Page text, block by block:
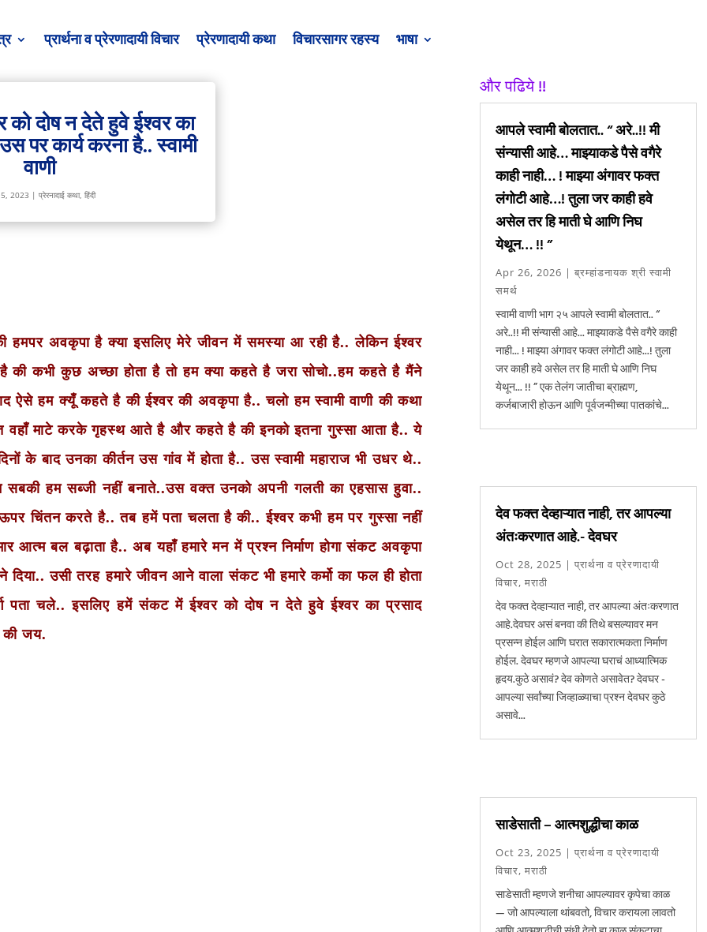
प्रार्थना व प्रेरणादायी विचार प्रेरणादायी कथा विचारसागर रहस्य भाषा
दोष न देते हुवे ईश्वर का
पर कार्य करना है.. स्वामी
वाणी
2023 |प्रेरनादाई कथा,हिंदी
हमपर अवकृपा है क्या इसलिए मेरे जीवन में समस्या आ रही है.. लेकिन ईश्वर
की कभी कुछ अच्छा होता है तो हम क्या कहते है जरा सोचो..हम कहते है मैंने
हम क्यूँ कहते है की ईश्वर की अवकृपा है.. चलो हम स्वामी वाणी की कथा
वहाँ माटे करके गृहस्थ आते है और कहते है की इनको इतना गुस्सा आता है.. ये
बाद उनका कीर्तन उस गांव में होता है.. उस स्वामी महाराज भी उधर थे..
हम सब्जी नहीं बनाते..उस वक्त उनको अपनी गलती का एहसास हुवा..
चिंतन करते है.. तब हमें पता चलता है की.. ईश्वर कभी हम पर गुस्सा नहीं
आत्म बल बढ़ाता है.. अब यहाँ हमारे मन में प्रश्न निर्माण होगा संकट अवकृपा
उसी तरह हमारे जीवन आने वाला संकट भी हमारे कर्मो का फल ही होता
पता चले.. इसलिए हमें संकट में ईश्वर को दोष न देते हुवे ईश्वर का प्रसाद
की जय.
और पढिये !!
आपले स्वामी बोलतात.. “ अरे..!! मी
संन्यासी आहे… माझ्याकडे पैसे वगैरे
काही नाही… ! माझ्या अंगावर फक्त
लंगोटी आहे…! तुला जर काही हवे
असेल तर हि माती घे आणि निघ
येथून… !! ”
Apr 26, 2026 | ब्रम्हांडनायक श्री स्वामी
समर्थ
स्वामी वाणी भाग २५ आपले स्वामी बोलतात.. “
अरे..!! मी संन्यासी आहे... माझ्याकडे पैसे वगैरे काही
नाही... ! माझ्या अंगावर फक्त लंगोटी आहे...! तुला
जर काही हवे असेल तर हि माती घे आणि निघ
येथून... !! ” एक तेलंग जातीचा ब्राह्मण,
कर्जबाजारी होऊन आणि पूर्वजन्मीच्या पातकांचे...
देव फक्त देव्हाऱ्यात नाही, तर आपल्या
अंतःकरणात आहे.- देवघर
Oct 28, 2025 | प्रार्थना व प्रेरणादायी
विचार, मराठी
देव फक्त देव्हाऱ्यात नाही, तर आपल्या अंतःकरणात
आहे.देवघर असं बनवा की तिथे बसल्यावर मन
प्रसन्न होईल आणि घरात सकारात्मकता निर्माण
होईल. देवघर म्हणजे आपल्या घराचं आध्यात्मिक
हृदय.कुठे असावं? देव कोणते असावेत? देवघर -
आपल्या सर्वांच्या जिव्हाळ्याचा प्रश्न देवघर कुठे
असावे...
साडेसाती – आत्मशुद्धीचा काळ
Oct 23, 2025 | प्रार्थना व प्रेरणादायी
विचार, मराठी
साडेसाती म्हणजे शनीचा आपल्यावर कृपेचा काळ
— जो आपल्याला थांबवतो, विचार करायला लावतो